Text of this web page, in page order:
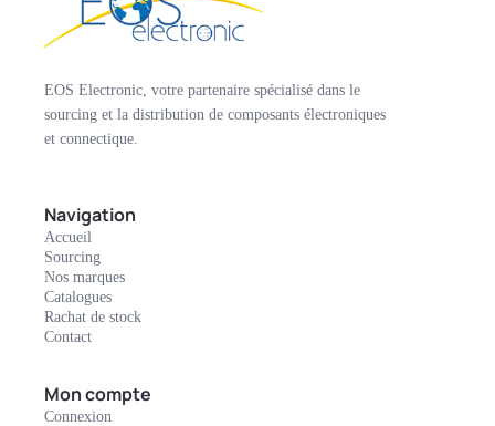
EOS Electronic, votre partenaire spécialisé dans le
sourcing et la distribution de composants électroniques
et connectique.
Navigation
Accueil
Sourcing
Nos marques
Catalogues
Rachat de stock
Contact
Mon compte
Connexion